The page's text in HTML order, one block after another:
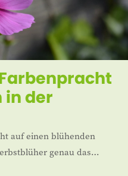
in der
auf einen blühenden
genau das
verblühen,